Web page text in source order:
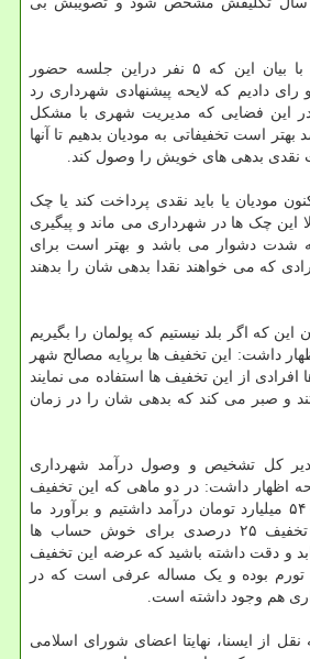
در ادامه محمد سالاری با بیان این که ۵ نفر دراین جلسه حضور
رای دادیم که لایحه پیشنهادی شهرداری رد
این فضایی که مدیریت شهری با مشکل
است تخفیفاتی به مودیان بدهیم تا آنها
نقدی بدهی های خویش را وصول کند.
مودیان یا باید نقدی پرداخت کند یا چک
این چک ها در شهرداری می ماند و پیگیری
شدت دشوار می باشد و بهتر است برای
که می خواهند نقدا بدهی شان را بدهند
این که اگر بلد نیستیم که پولمان را بگیریم
داشت: این تخفیف ها برپایه مصالح شهر
از این تخفیف ها استفاده می نمایند
و صبر می کند که بدهی شان را در زمان
کل تشخیص و وصول درآمد شهرداری
اظهار داشت: در دو ماهی که این تخفیف
ها اعمال شد بیشتر از ۵۴۰ میلیارد تومان درآمد داشتیم و برآورد ما
این است که با تمدید تخفیف ۲۵ درصدی برای خوش حساب ها
و دقت داشته باشید که عرضه این تخفیف
تورم بوده و یک مساله عرفی است که در
هم وجود داشته است.
از ایسنا، نهایتا اعضای شورای اسلامی